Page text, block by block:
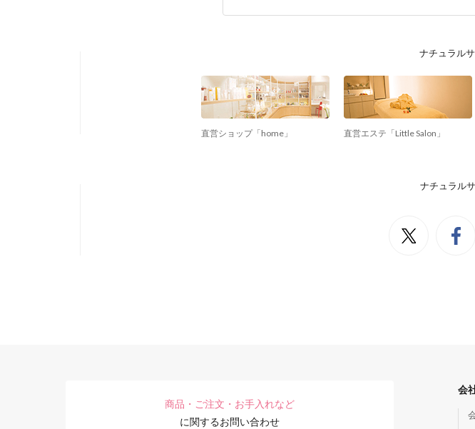
ナチュラル
直営ショップ「home」 直営エステ「Little Salon」
ナチュラル
商品・ご注文・お手入れなど
に関するお問い合わせ
会